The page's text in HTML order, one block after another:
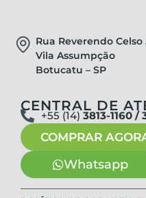
Rua Reverendo
Vila Assumpção
Botucatu – SP
CENTRAL DE
+55 (14) 3813-1160 /
COMPRAR
Whatsapp